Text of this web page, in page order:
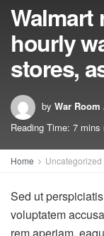
Walmart
hourly
stores,
by War Room
Reading Time: 7 mins
Home Uncategorized
Sed ut
voluptatem